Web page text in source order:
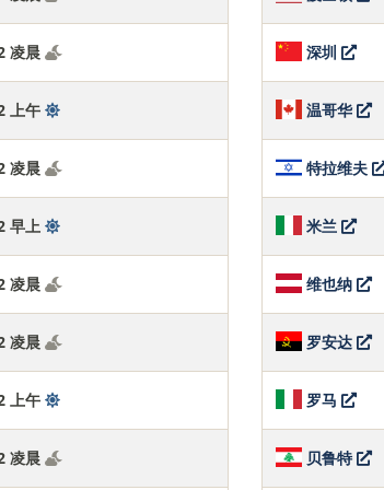
凌晨
上午
凌晨
早上
凌晨
凌晨
上午
凌晨
深圳
温哥华
特拉维夫
米兰
维也纳
罗安达
罗马
贝鲁特